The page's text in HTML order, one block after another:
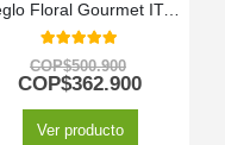
Arreglo Floral Gourmet ITALINA con Vino y Frutas Exóticas 🍷
5.00out of 5
COP$500.900
COP$362.900
Ver producto